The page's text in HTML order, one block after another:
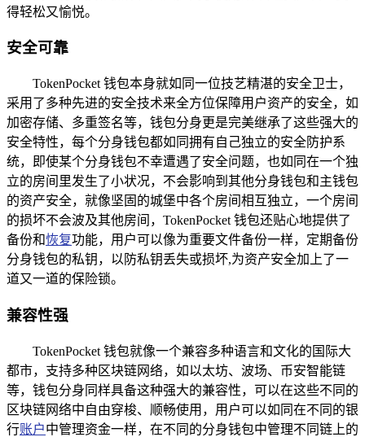
得轻松又愉悦。
安全可靠
TokenPocket 钱包本身就如同一位技艺精湛的安全卫士，
采用了多种先进的安全技术来全方位保障用户资产的安全，如
加密存储、多重签名等，钱包分身更是完美继承了这些强大的
安全特性，每个分身钱包都如同拥有自己独立的安全防护系
统，即使某个分身钱包不幸遭遇了安全问题，也如同在一个独
立的房间里发生了小状况，不会影响到其他分身钱包和主钱包
的资产安全，就像坚固的城堡中各个房间相互独立，一个房间
的损坏不会波及其他房间，TokenPocket 钱包还贴心地提供了
备份和恢复功能，用户可以像为重要文件备份一样，定期备份
分身钱包的私钥，以防私钥丢失或损坏,为资产安全加上了一
道又一道的保险锁。
兼容性强
TokenPocket 钱包就像一个兼容多种语言和文化的国际大
都市，支持多种区块链网络，如以太坊、波场、币安智能链
等，钱包分身同样具备这种强大的兼容性，可以在这些不同的
区块链网络中自由穿梭、顺畅使用，用户可以如同在不同的银
行账户中管理资金一样，在不同的分身钱包中管理不同链上的